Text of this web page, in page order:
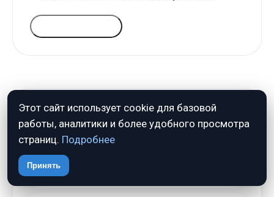
ПОЧЕМУ НАМ ДОВЕРЯЮТ
✓Только проверенные источники
✓Без рекламных обещаний
Этот сайт использует cookie для базовой
работы, аналитики и более удобного просмотра
страниц. Подробнее
Принять